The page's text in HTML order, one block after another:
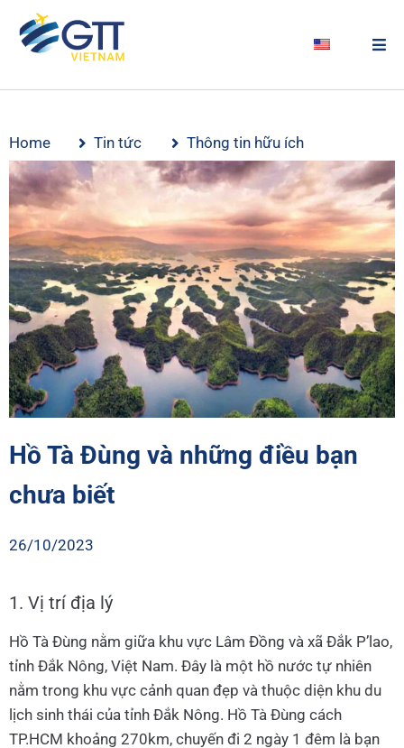
Home Tin tức Thông tin hữu ích
Hồ Tà Đùng và những điều bạn
chưa biết
26/10/2023
1. Vị trí địa lý
Hồ Tà Đùng nằm giữa khu vực Lâm Đồng và xã Đắk P’lao,
tỉnh Đắk Nông, Việt Nam. Đây là một hồ nước tự nhiên
nằm trong khu vực cảnh quan đẹp và thuộc diện khu du
lịch sinh thái của tỉnh Đắk Nông. Hồ Tà Đùng cách
TP.HCM khoảng 270km, chuyến đi 2 ngày 1 đêm là bạn